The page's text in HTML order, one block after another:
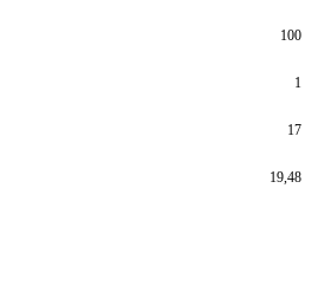
100
1
17
19,48